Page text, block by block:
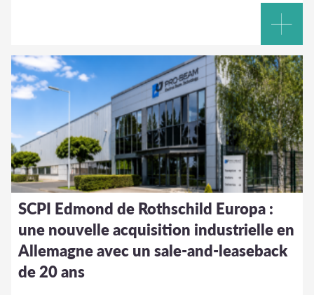
SCPI Edmond de Rothschild Europa :
une nouvelle acquisition industrielle en
Allemagne avec un sale-and-leaseback
de 20 ans